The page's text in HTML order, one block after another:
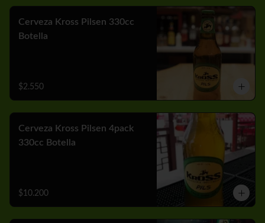
Cerveza Kross Pilsen 330cc
Botella
$2.550
Cerveza Kross Pilsen 4pack
330cc Botella
$10.200